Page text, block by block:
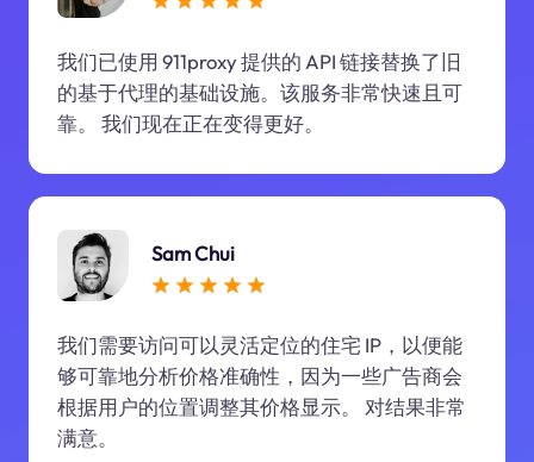
我们已使用 911proxy 提供的 API 链接替换了旧
的基于代理的基础设施。该服务非常快速且可
靠。 我们现在正在变得更好。
Sam Chui
我们需要访问可以灵活定位的住宅 IP，以便能
够可靠地分析价格准确性，因为一些广告商会
根据用户的位置调整其价格显示。 对结果非常
满意。